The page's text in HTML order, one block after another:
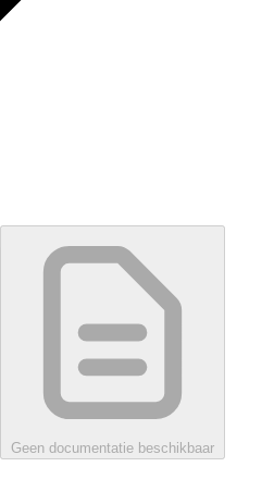
Geen documentatie beschikbaar